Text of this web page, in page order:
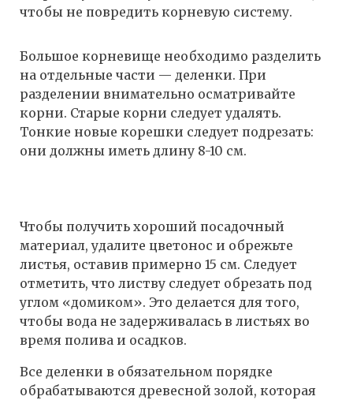
чтобы не повредить корневую систему.
Большое корневище необходимо разделить
на отдельные части — деленки. При
разделении внимательно осматривайте
корни. Старые корни следует удалять.
Тонкие новые корешки следует подрезать:
они должны иметь длину 8-10 см.
Чтобы получить хороший посадочный
материал, удалите цветонос и обрежьте
листья, оставив примерно 15 см. Следует
отметить, что листву следует обрезать под
углом «домиком». Это делается для того,
чтобы вода не задерживалась в листьях во
время полива и осадков.
Все деленки в обязательном порядке
обрабатываются древесной золой, которая